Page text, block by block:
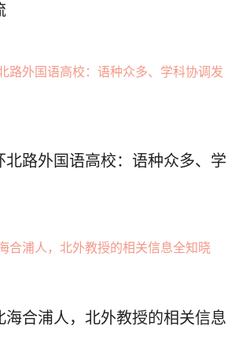
北路外国语高校：语种众多、学
海合浦人，北外教授的相关信息